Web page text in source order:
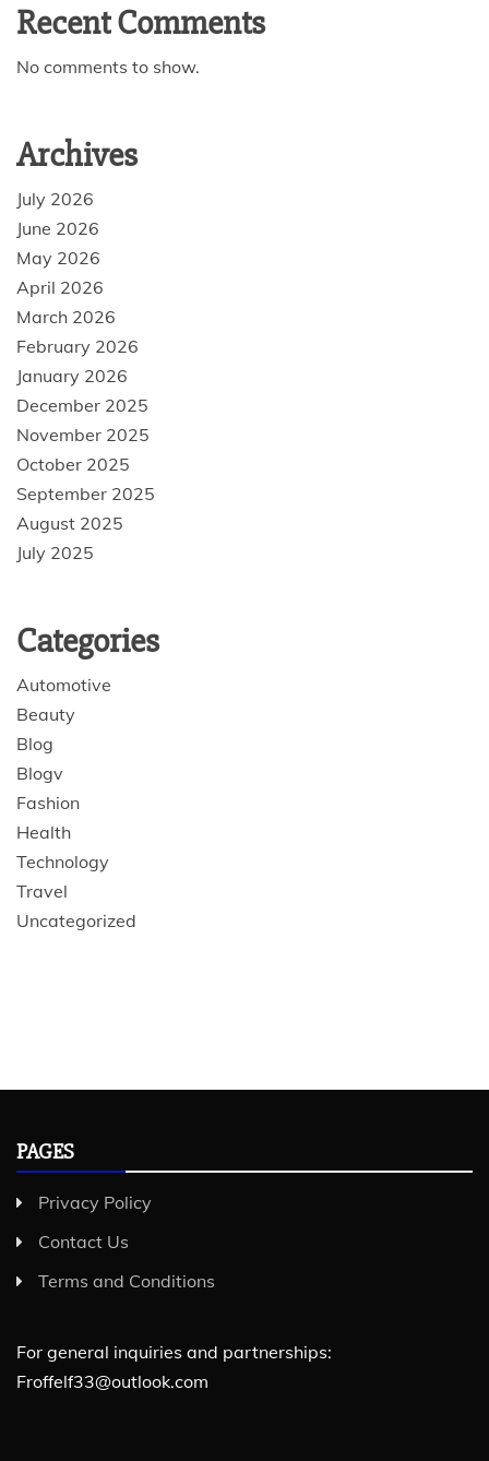
Recent Comments
No comments to show.
Archives
July 2026
June 2026
May 2026
April 2026
March 2026
February 2026
January 2026
December 2025
November 2025
October 2025
September 2025
August 2025
July 2025
Categories
Automotive
Beauty
Blog
Blogv
Fashion
Health
Technology
Travel
Uncategorized
PAGES
Privacy Policy
Contact Us
Terms and Conditions
For general inquiries and partnerships:
Froffelf33@outlook.com